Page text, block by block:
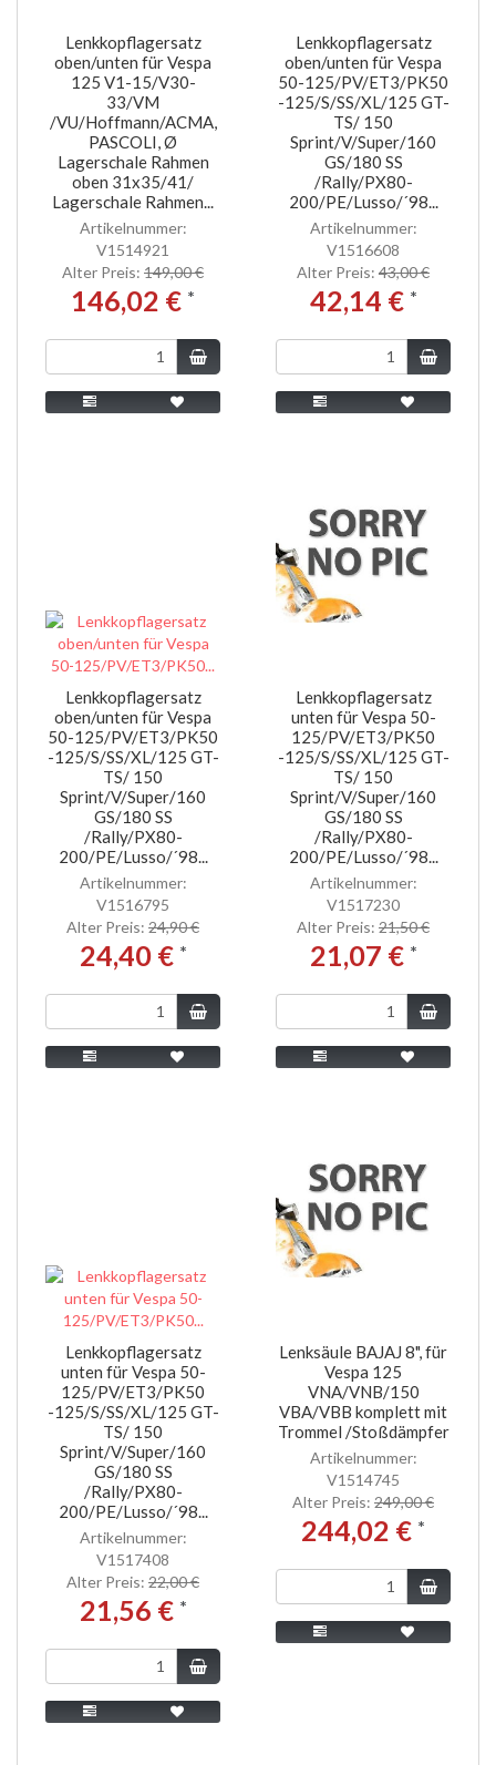
Lenkkopflagersatz
oben/unten für Vespa
125 V1-15/V30-
33/VM
/VU/Hoffmann/ACMA,
PASCOLI, Ø
Lagerschale Rahmen
oben 31x35/41/
Lagerschale Rahmen...
Artikelnummer:
V1514921
Alter Preis: 149,00 €
146,02 € *
Lenkkopflagersatz
oben/unten für Vespa
50-125/PV/ET3/PK50
-125/S/SS/XL/125 GT-
TS/ 150
Sprint/V/Super/160
GS/180 SS
/Rally/PX80-
200/PE/Lusso/´98...
Artikelnummer:
V1516608
Alter Preis: 43,00 €
42,14 € *
Lenkkopflagersatz
oben/unten für Vespa
50-125/PV/ET3/PK50
-125/S/SS/XL/125 GT-
TS/ 150
Sprint/V/Super/160
GS/180 SS
/Rally/PX80-
200/PE/Lusso/´98...
Artikelnummer:
V1516795
Alter Preis: 24,90 €
24,40 € *
Lenkkopflagersatz
unten für Vespa 50-
125/PV/ET3/PK50
-125/S/SS/XL/125 GT-
TS/ 150
Sprint/V/Super/160
GS/180 SS
/Rally/PX80-
200/PE/Lusso/´98...
Artikelnummer:
V1517230
Alter Preis: 21,50 €
21,07 € *
Lenkkopflagersatz
unten für Vespa 50-
125/PV/ET3/PK50
-125/S/SS/XL/125 GT-
TS/ 150
Sprint/V/Super/160
GS/180 SS
/Rally/PX80-
200/PE/Lusso/´98...
Artikelnummer:
V1517408
Alter Preis: 22,00 €
21,56 € *
Lenksäule BAJAJ 8", für
Vespa 125
VNA/VNB/150
VBA/VBB komplett mit
Trommel /Stoßdämpfer
Artikelnummer:
V1514745
Alter Preis: 249,00 €
244,02 € *